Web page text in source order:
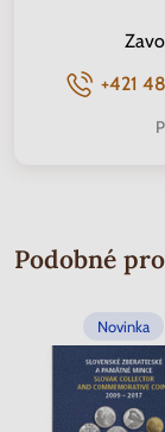
+421
Podobné
Novinka